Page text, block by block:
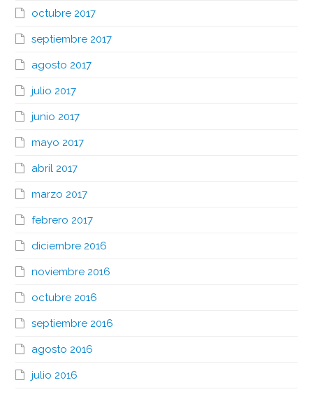
octubre 2017
septiembre 2017
agosto 2017
julio 2017
junio 2017
mayo 2017
abril 2017
marzo 2017
febrero 2017
diciembre 2016
noviembre 2016
octubre 2016
septiembre 2016
agosto 2016
julio 2016